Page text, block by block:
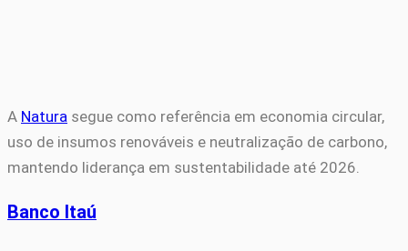
A Natura segue como referência em economia circular,
uso de insumos renováveis e neutralização de carbono,
mantendo liderança em sustentabilidade até 2026.
Banco Itaú